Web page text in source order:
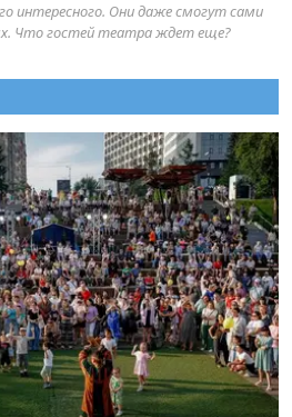
интересного. Они даже смогут сами
Что гостей театра ждет еще?